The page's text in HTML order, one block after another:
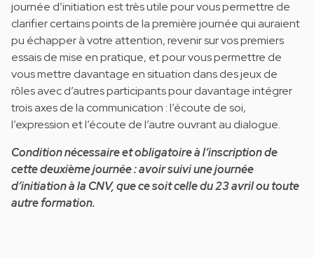
journée d’initiation est très utile pour vous permettre de
clarifier certains points de la première journée qui auraient
pu échapper à votre attention, revenir sur vos premiers
essais de mise en pratique, et pour vous permettre de
vous mettre davantage en situation dans des jeux de
rôles avec d’autres participants pour davantage intégrer
trois axes de la communication : l’écoute de soi,
l’expression et l’écoute de l’autre ouvrant au dialogue.
Condition nécessaire et obligatoire à l’inscription de
cette deuxième journée : avoir suivi une journée
d’initiation à la CNV, que ce soit celle du 23 avril ou toute
autre formation.